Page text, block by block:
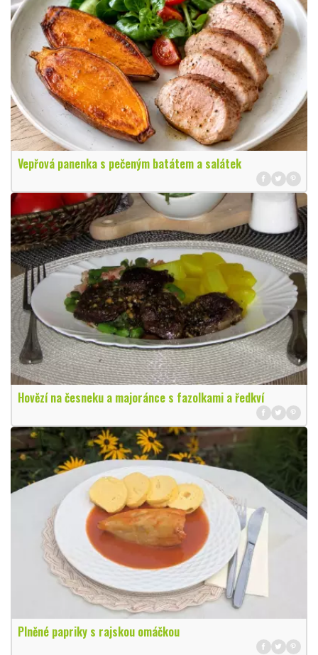
Vepřová panenka s pečeným batátem a salátek
Hovězí na česneku a majoránce s fazolkami a ředkví
Plněné papriky s rajskou omáčkou